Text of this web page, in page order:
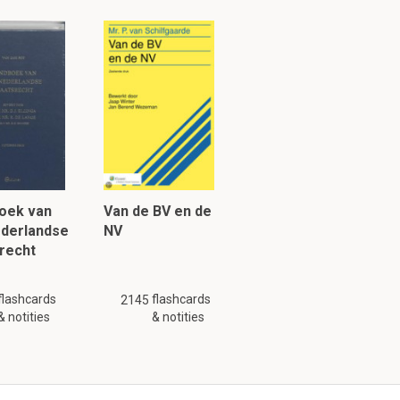
1.5
hoge
van
notities
Van de BV en de
NV
2145 flashcards
& notities